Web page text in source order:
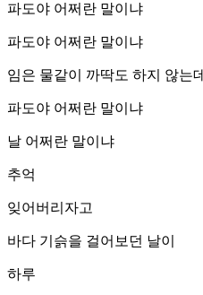
파도야 어쩌란 말이냐
파도야 어쩌란 말이냐
임은 물같이 까딱도 하지 않는데
파도야 어쩌란 말이냐
날 어쩌란 말이냐
추억
잊어버리자고
바다 기슭을 걸어보던 날이
하루